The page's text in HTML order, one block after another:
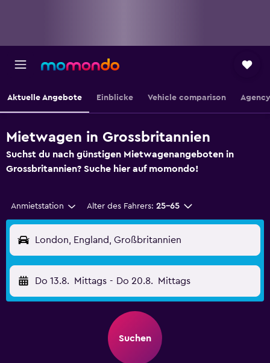
Aktuelle Angebote Einblicke Vehicle comparison
Mietwagen in Grossbritannien
Suchst du nach günstigen Mietwagenangeboten in
Grossbritannien? Suche hier auf momondo!
Anmietstation Alter des Fahrers: 25-65
London, England, Großbritannien
Do 13.8. Mittags - Do 20.8. Mittags
Suchen